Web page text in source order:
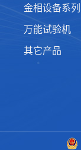
金相设备系列
万能试验机
其它产品